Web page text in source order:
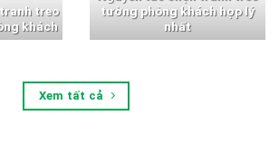
treo
khách
tường phòng khách hợp lý
nhất
Xem tất cả